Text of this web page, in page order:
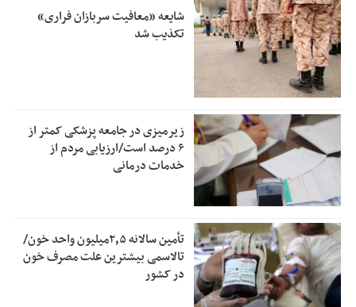
شایعه «معافیت سربازان فراری»
تکذیب شد
زیرمیزی در جامعه پزشکی کمتر از
۶ درصد است/ارزیابی مردم از
خدمات درمانی
تأمین سالانه ۲٫۵میلیون واحد خون/
تالاسمی بیشترین علت مصرف‌ خون
در کشور